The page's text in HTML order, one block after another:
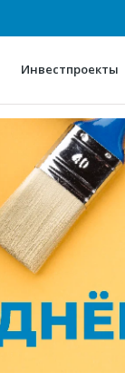
Инвестпроекты
О